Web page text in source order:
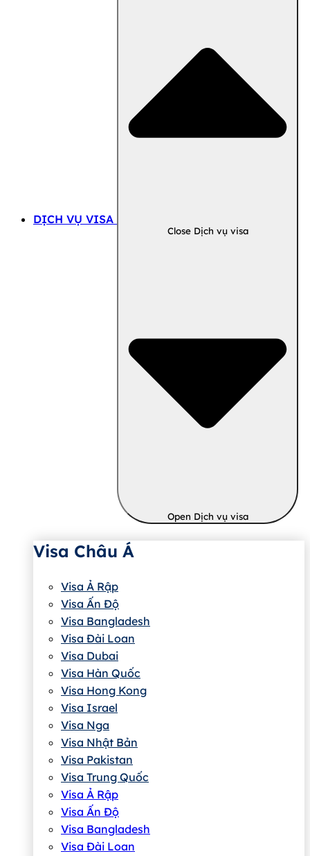
DỊCH VỤ VISA
Close Dịch vụ visa
Open Dịch vụ visa
Visa Châu Á
Visa Ả Rập
Visa Ấn Độ
Visa Bangladesh
Visa Đài Loan
Visa Dubai
Visa Hàn Quốc
Visa Hong Kong
Visa Israel
Visa Nga
Visa Nhật Bản
Visa Pakistan
Visa Trung Quốc
Visa Ả Rập
Visa Ấn Độ
Visa Bangladesh
Visa Đài Loan